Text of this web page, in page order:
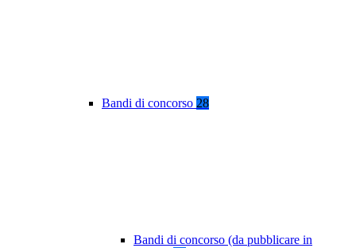
Bandi di concorso 28
Bandi di concorso (da pubblicare in